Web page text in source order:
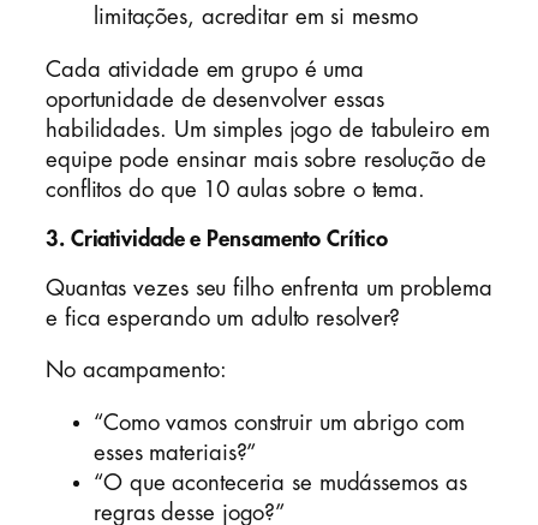
limitações, acreditar em si mesmo
Cada atividade em grupo é uma
oportunidade de desenvolver essas
habilidades. Um simples jogo de tabuleiro em
equipe pode ensinar mais sobre resolução de
conflitos do que 10 aulas sobre o tema.
3. Criatividade e Pensamento Crítico
Quantas vezes seu filho enfrenta um problema
e fica esperando um adulto resolver?
No acampamento:
“Como vamos construir um abrigo com
esses materiais?”
“O que aconteceria se mudássemos as
regras desse jogo?”